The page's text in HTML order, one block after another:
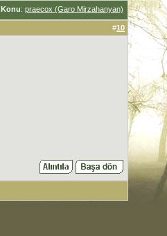
Konu: praecox (Garo Mirzahanyan)
#10